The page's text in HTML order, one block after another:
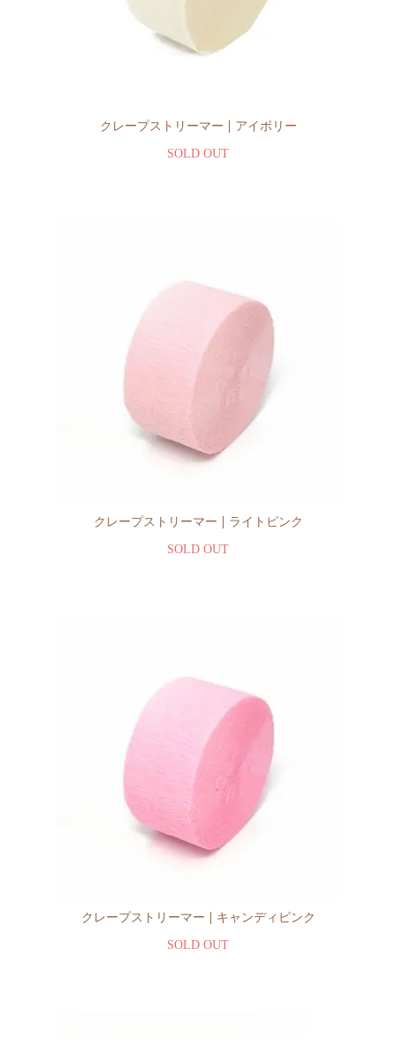
クレープストリーマー | アイボリー
SOLD OUT
クレープストリーマー | ライトピンク
SOLD OUT
クレープストリーマー | キャンディピンク
SOLD OUT